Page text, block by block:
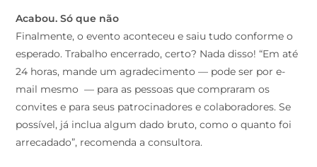
Acabou. Só que não
Finalmente, o evento aconteceu e saiu tudo conforme o
esperado. Trabalho encerrado, certo? Nada disso! “Em até
24 horas, mande um agradecimento — pode ser por e-
mail mesmo — para as pessoas que compraram os
convites e para seus patrocinadores e colaboradores. Se
possível, já inclua algum dado bruto, como o quanto foi
arrecadado”, recomenda a consultora.